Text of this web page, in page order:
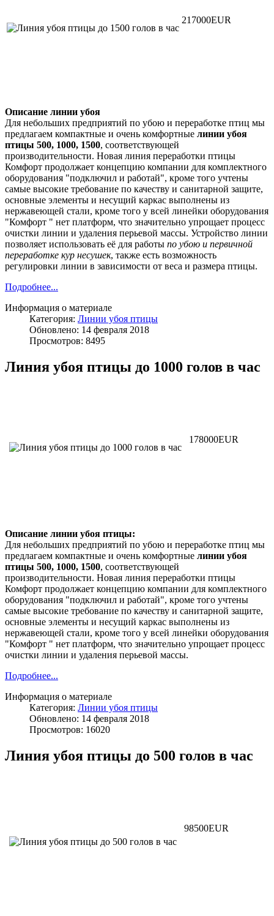
217000EUR
Описание линии убоя
Для небольших предприятий по убою и переработке птиц мы
предлагаем компактные и очень комфортные линии убоя
птицы 500, 1000, 1500, соответствующей
производительности. Новая линия переработки птицы
Комфорт продолжает концепцию компании для комплектного
оборудования "подключил и работай", кроме того учтены
самые высокие требование по качеству и санитарной защите,
основные элементы и несущий каркас выполнены из
нержавеющей стали, кроме того у всей линейки оборудования
"Комфорт " нет платформ, что значительно упрощает процесс
очистки линии и удаления перьевой массы. Устройство линии
позволяет использовать её для работы по убою и первичной
переработке кур несушек, также есть возможность
регулировки линии в зависимости от веса и размера птицы.
Подробнее...
Информация о материале
Категория: Линии убоя птицы
Обновлено: 14 февраля 2018
Просмотров: 8495
Линия убоя птицы до 1000 голов в час
178000EUR
Описание линии убоя птицы:
Для небольших предприятий по убою и переработке птиц мы
предлагаем компактные и очень комфортные линии убоя
птицы 500, 1000, 1500, соответствующей
производительности. Новая линия переработки птицы
Комфорт продолжает концепцию компании для комплектного
оборудования "подключил и работай", кроме того учтены
самые высокие требование по качеству и санитарной защите,
основные элементы и несущий каркас выполнены из
нержавеющей стали, кроме того у всей линейки оборудования
"Комфорт " нет платформ, что значительно упрощает процесс
очистки линии и удаления перьевой массы.
Подробнее...
Информация о материале
Категория: Линии убоя птицы
Обновлено: 14 февраля 2018
Просмотров: 16020
Линия убоя птицы до 500 голов в час
98500EUR